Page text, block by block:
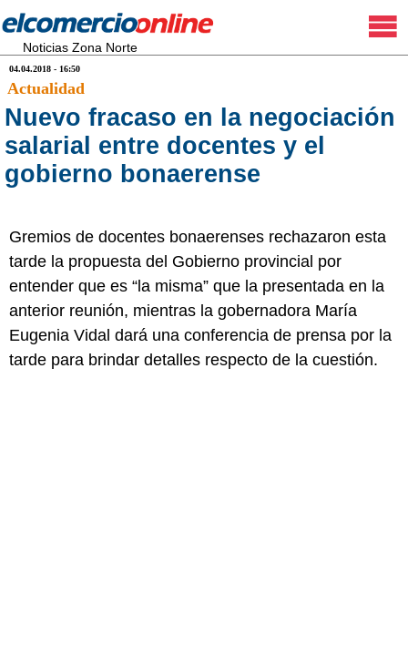
Noticias Zona Norte
04.04.2018 - 16:50
Actualidad
Nuevo fracaso en la negociación
salarial entre docentes y el
gobierno bonaerense
Gremios de docentes bonaerenses rechazaron esta
tarde la propuesta del Gobierno provincial por
entender que es “la misma” que la presentada en la
anterior reunión, mientras la gobernadora María
Eugenia Vidal dará una conferencia de prensa por la
tarde para brindar detalles respecto de la cuestión.